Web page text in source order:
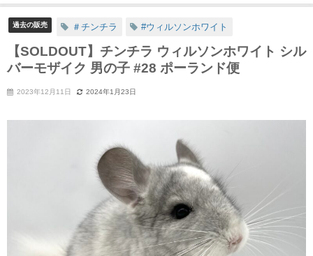
過去の販売 ＃チンチラ #ウィルソンホワイト
【SOLDOUT】チンチラ ウィルソンホワイト シル
バーモザイク 男の子 #28 ポーランド便
2023年12月11日 2024年1月23日